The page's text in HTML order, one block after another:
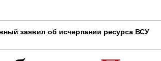
заявил об исчерпании ресурса ВСУ
известно, при какой температуре в офисе